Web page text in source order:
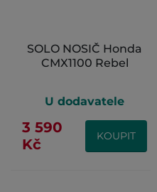
SOLO NOSIČ Honda
CMX1100 Rebel
U dodavatele
3 590
Kč
KOUPIT